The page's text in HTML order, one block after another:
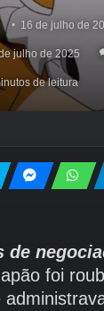
16 de julho de
julho de 2025
de leitura
de
foi